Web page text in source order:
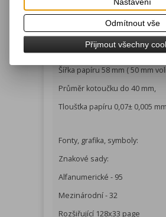
rozhraní je nutné použít
kabel.
Papír:
Šířka papíru 58 mm ( 50 mm
Průměr kotoučku do 40 mm,
Tloušťka papíru 0,07± 0,005 mm
Fonty, grafika, symboly:
Znakové sady:
Alfanumerické - 95
Mezinárodní - 32
Rozšiřující 128x33 page
Odmítnout vše
Přijmout všechny